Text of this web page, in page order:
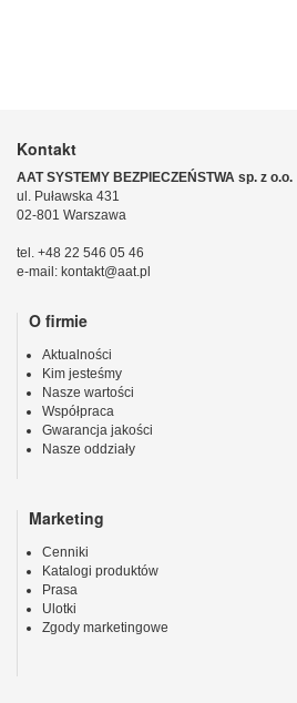
Kontakt
AAT SYSTEMY BEZPIECZEŃSTWA sp. z o.o.
ul. Puławska 431
02-801 Warszawa
tel. +48 22 546 05 46
e-mail: kontakt@aat.pl
O firmie
Aktualności
Kim jesteśmy
Nasze wartości
Współpraca
Gwarancja jakości
Nasze oddziały
Marketing
Cenniki
Katalogi produktów
Prasa
Ulotki
Zgody marketingowe